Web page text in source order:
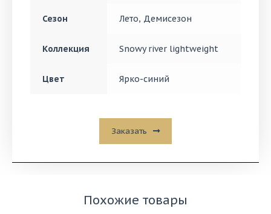
Сезон Лето, Демисезон
Коллекция Snowy river lightweight
Цвет Ярко-синий
Заказать
Похожие товары